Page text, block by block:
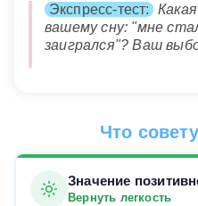
Экспресс-тест:
вашему сну: "мне
заигрался"? Ваш
Что
Значение
Вернуть легкость